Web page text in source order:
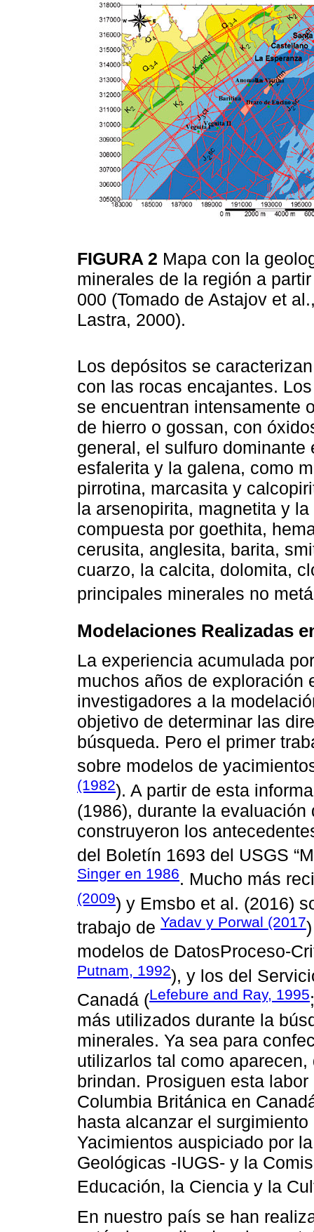
FIGURA 2 Mapa con la
minerales de la región a
000 (Tomado de Astajov et
Lastra, 2000).
Los depósitos se
con las rocas encajantes.
se encuentran intensamente
de hierro o gossan, con
general, el sulfuro
esfalerita y la galena, como
pirrotina, marcasita y
la arsenopirita, magnetita y
compuesta por goethita,
cerusita, anglesita, barita,
cuarzo, la calcita, dolomita,
principales minerales no
Modelaciones Realizadas
La experiencia acumulada
muchos años de exploración
investigadores a la
objetivo de determinar las
búsqueda. Pero el primer
sobre modelos de
(1982). A partir de esta
(1986), durante la
construyeron los
del Boletín 1693 del USGS
Singer en 1986. Mucho más
(2009) y Emsbo et al. (2016)
trabajo de Yadav y Porwal (2017
modelos de DatosProceso-
Putnam, 1992), y los del
Canadá (Lefebure and Ray, 1995
más utilizados durante la
minerales. Ya sea para
utilizarlos tal como
brindan. Prosiguen esta
Columbia Británica en
hasta alcanzar el
Yacimientos auspiciado por
Geológicas -IUGS- y la
Educación, la Ciencia y la
En nuestro país se han